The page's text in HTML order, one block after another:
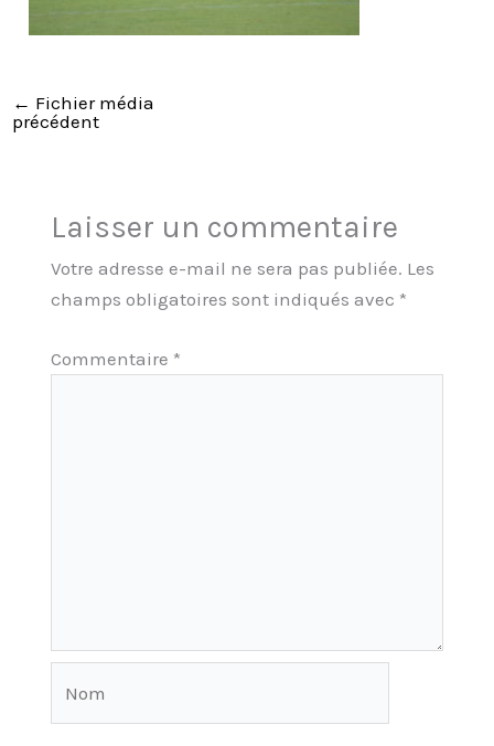
← Fichier média
précédent
Laisser un commentaire
Votre adresse e-mail ne sera pas publiée. Les
champs obligatoires sont indiqués avec *
Commentaire *